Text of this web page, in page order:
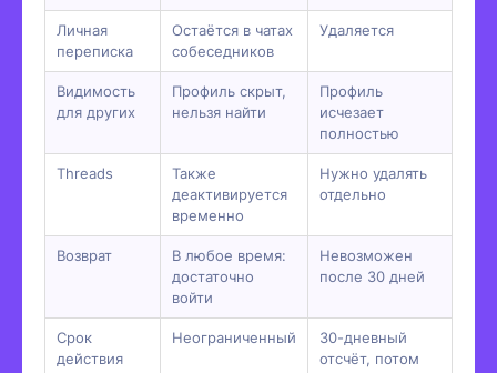
Личная
переписка
Остаётся в чатах
собеседников
Удаляется
Видимость
для других
Профиль скрыт,
нельзя найти
Профиль
исчезает
полностью
Threads
Также
деактивируется
временно
Нужно удалять
отдельно
Возврат
В любое время:
достаточно
войти
Невозможен
после 30 дней
Срок
действия
Неограниченный
30-дневный
отсчёт, потом